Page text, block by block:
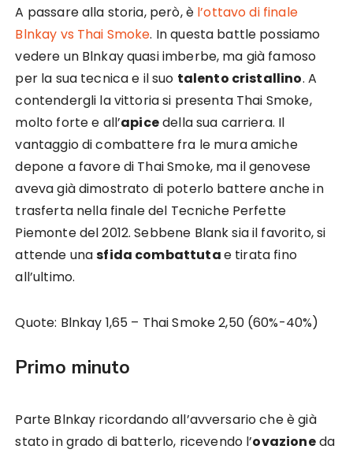
A passare alla storia, però, è l’ottavo di finale
Blnkay vs Thai Smoke. In questa battle possiamo
vedere un Blnkay quasi imberbe, ma già famoso
per la sua tecnica e il suo talento cristallino. A
contendergli la vittoria si presenta Thai Smoke,
molto forte e all’apicedella sua carriera. Il
vantaggio di combattere fra le mura amiche
depone a favore di Thai Smoke, ma il genovese
aveva già dimostrato di poterlo battere anche in
trasferta nella finale del Tecniche Perfette
Piemonte del 2012. Sebbene Blank sia il favorito, si
attende unasfida combattutae tirata fino
all’ultimo.
Quote: Blnkay 1,65 – Thai Smoke 2,50 (60%-40%)
Primo minuto
Parte Blnkay ricordando all’avversario che è già
stato in grado di batterlo, ricevendo l’ovazioneda